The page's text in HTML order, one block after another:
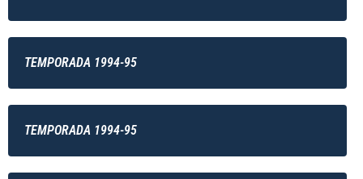
TEMPORADA 1994-95
TEMPORADA 1994-95